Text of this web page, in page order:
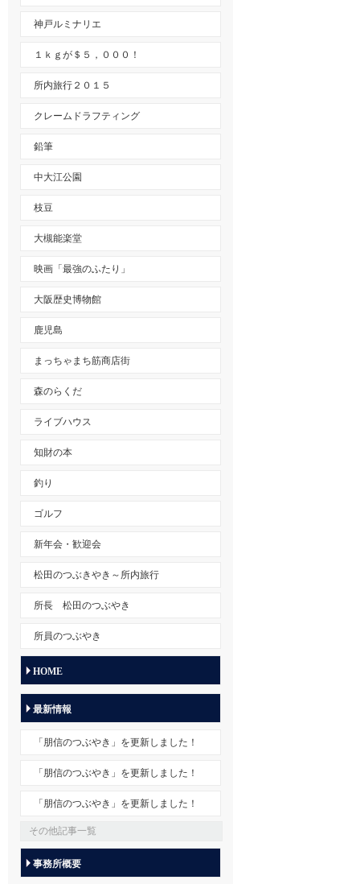
神戸ルミナリエ
１ｋｇが＄５，０００！
所内旅行２０１５
クレームドラフティング
鉛筆
中大江公園
枝豆
大槻能楽堂
映画「最強のふたり」
大阪歴史博物館
鹿児島
まっちゃまち筋商店街
森のらくだ
ライブハウス
知財の本
釣り
ゴルフ
新年会・歓迎会
松田のつぶきやき～所内旅行
所長 松田のつぶやき
所員のつぶやき
HOME
最新情報
「朋信のつぶやき」を更新しました！
「朋信のつぶやき」を更新しました！
「朋信のつぶやき」を更新しました！
その他記事一覧
事務所概要